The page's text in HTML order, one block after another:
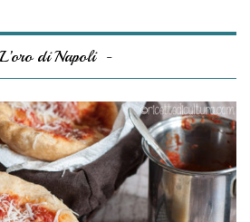
L’oro di Napoli